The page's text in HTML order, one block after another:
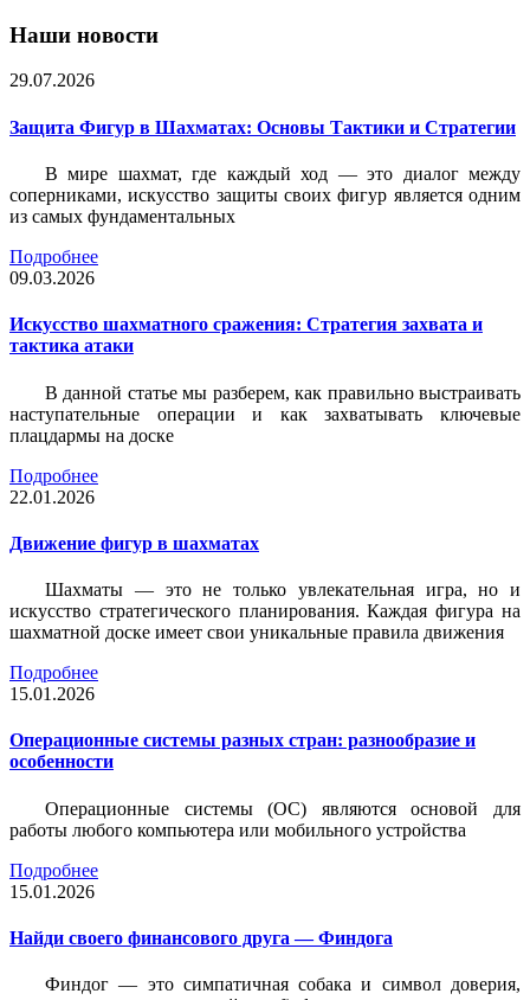
Наши новости
29.07.2026
Защита Фигур в Шахматах: Основы Тактики и Стратегии
В мире шахмат, где каждый ход — это диалог между
соперниками, искусство защиты своих фигур является одним
из самых фундаментальных
Подробнее
09.03.2026
Искусство шахматного сражения: Стратегия захвата и
тактика атаки
В данной статье мы разберем, как правильно выстраивать
наступательные операции и как захватывать ключевые
плацдармы на доске
Подробнее
22.01.2026
Движение фигур в шахматах
Шахматы — это не только увлекательная игра, но и
искусство стратегического планирования. Каждая фигура на
шахматной доске имеет свои уникальные правила движения
Подробнее
15.01.2026
Операционные системы разных стран: разнообразие и
особенности
Операционные системы (ОС) являются основой для
работы любого компьютера или мобильного устройства
Подробнее
15.01.2026
Найди своего финансового друга — Финдога
Финдог — это симпатичная собака и символ доверия,